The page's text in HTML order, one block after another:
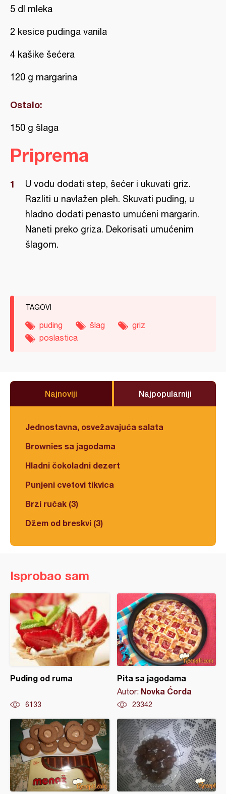
5 dl mleka
2 kesice pudinga vanila
4 kašike šećera
120 g margarina
Ostalo:
150 g šlaga
Priprema
U vodu dodati step, šećer i ukuvati griz.
Razliti u navlažen pleh. Skuvati puding, u
hladno dodati penasto umućeni margarin.
Naneti preko griza. Dekorisati umućenim
šlagom.
TAGOVI
puding šlag
griz
poslastica
Najnoviji Najpopularniji
Jednostavna, osvežavajuća salata
Brownies sa jagodama
Hladni čokoladni dezert
Punjeni cvetovi tikvica
Brzi ručak (3)
Džem od breskvi (3)
Isprobao sam
Puding od ruma
6133
Pita sa jagodama
Autor: Novka Ćorda
23342